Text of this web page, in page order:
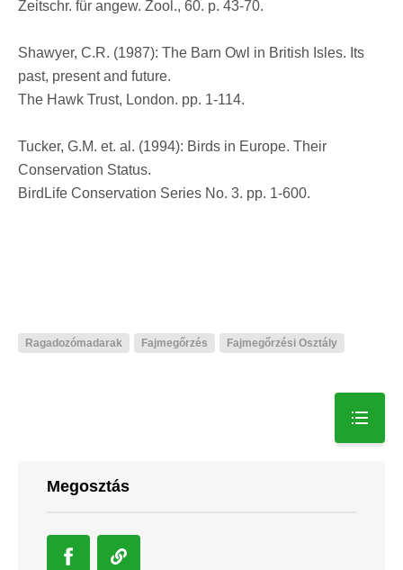
Zeitschr. für angew. Zool., 60. p. 43-70.
Shawyer, C.R. (1987): The Barn Owl in British Isles. Its
past, present and future.
The Hawk Trust, London. pp. 1-114.
Tucker, G.M. et. al. (1994): Birds in Europe. Their
Conservation Status.
BirdLife Conservation Series No. 3. pp. 1-600.
Ragadozómadarak Fajmegőrzés Fajmegőrzési Osztály
Megosztás